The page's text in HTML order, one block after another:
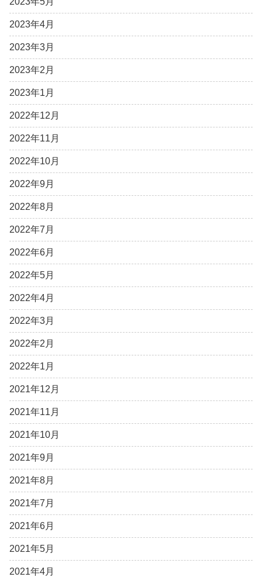
2023年4月
2023年3月
2023年2月
2023年1月
2022年12月
2022年11月
2022年10月
2022年9月
2022年8月
2022年7月
2022年6月
2022年5月
2022年4月
2022年3月
2022年2月
2022年1月
2021年12月
2021年11月
2021年10月
2021年9月
2021年8月
2021年7月
2021年6月
2021年5月
2021年4月